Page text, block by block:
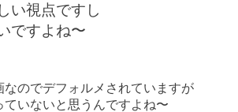
い視点ですし
ですよね〜
なのでデフォルメされていますが
ていないと思うんですよね〜